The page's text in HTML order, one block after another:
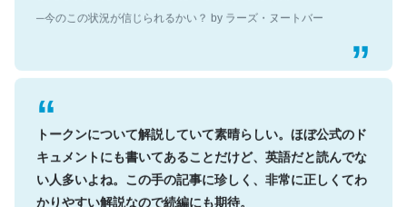
トークンについて解説していて素晴らしい。ほぼ公式のド
キュメントにも書いてあることだけど、英語だと読んでな
い人多いよね。この手の記事に珍しく、非常に正しくてわ
かりやすい解説なので続編にも期待。